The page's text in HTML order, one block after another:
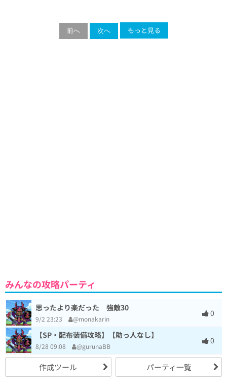
前へ 次へ もっと見る
みんなの攻略パーティ
思ったより楽だった 強敵30
9/2 23:23 @monakarin
0
【SP・配布装備攻略】【助っ人なし】
8/28 09:08 @gurunaBB
0
作成ツール パーティ一覧